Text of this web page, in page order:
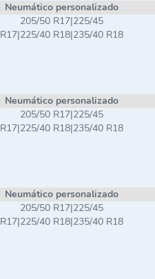
Neumático personalizado
205/50 R17|225/45
R17|225/40 R18|235/40 R18
Neumático personalizado
205/50 R17|225/45
R17|225/40 R18|235/40 R18
Neumático personalizado
205/50 R17|225/45
R17|225/40 R18|235/40 R18